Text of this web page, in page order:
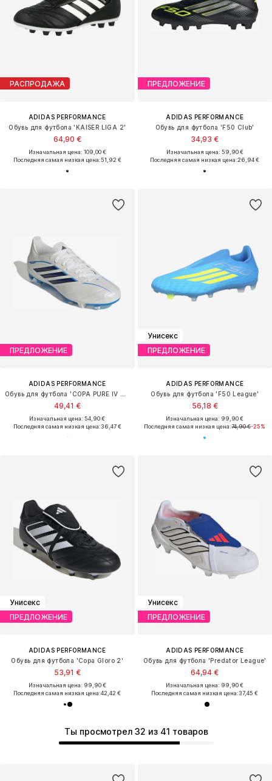
РАСПРОДАЖА
ADIDAS PERFORMANCE
Обувь для футбола 'KAISER LIGA 2'
64,90 €
Изначальная цена: 109,00 €
Последняя самая низкая цена:51,92 €
ПРЕДЛОЖЕНИЕ
ADIDAS PERFORMANCE
Обувь для футбола 'F50 Club'
34,93 €
Изначальная цена: 59,90 €
Последняя самая низкая цена:26,94 €
ПРЕДЛОЖЕНИЕ
ADIDAS PERFORMANCE
49,41 €
Изначальная цена: 54,90 €
Последняя самая низкая цена:36,47 €
Унисекс
ПРЕДЛОЖЕНИЕ
ADIDAS PERFORMANCE
Обувь для футбола 'F50 League'
56,18 €
Изначальная цена: 99,90 €
Последняя самая низкая цена:74,90 €-25%
Унисекс
ПРЕДЛОЖЕНИЕ
ADIDAS PERFORMANCE
Обувь для футбола 'Copa Gloro 2'
53,91 €
Изначальная цена: 99,90 €
Последняя самая низкая цена:42,42 €
Унисекс
ПРЕДЛОЖЕНИЕ
ADIDAS PERFORMANCE
Обувь для футбола 'Predator League'
64,94 €
Изначальная цена: 99,90 €
Последняя самая низкая цена:37,45 €
Ты просмотрел 32 из 41 товаров